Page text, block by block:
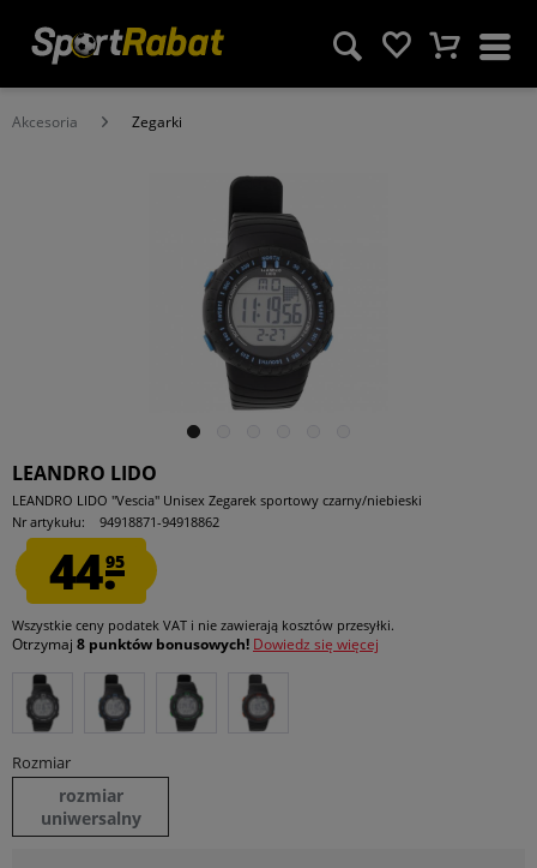
Akcesoria Zegarki
LEANDRO LIDO
LEANDRO LIDO "Vescia" Unisex Zegarek sportowy czarny/niebieski
Nr artykułu:
94918871-94918862
44.95
Wszystkie ceny podatek VAT i nie zawierają kosztów przesyłki.
Otrzymaj 8 punktów bonusowych! Dowiedz się więcej
Rozmiar
rozmiar
uniwersalny